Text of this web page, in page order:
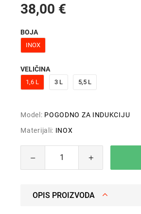
38,00 €
BOJA
INOX
VELIČINA
1,6 L 3 L 5,5 L
Model: POGODNO ZA INDUKCIJU
Materijali: INOX
OPIS PROIZVODA